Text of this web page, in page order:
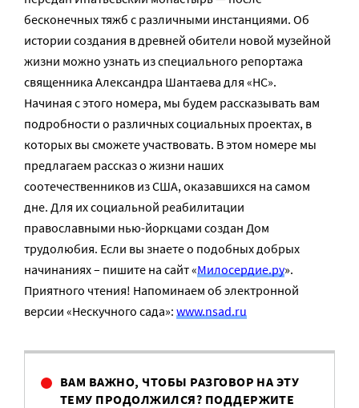
бесконечных тяжб с различными инстанциями. Об
истории создания в древней обители новой музейной
жизни можно узнать из специального репортажа
священника Александра Шантаева для «НС».
Начиная с этого номера, мы будем рассказывать вам
подробности о различных социальных проектах, в
которых вы сможете участвовать. В этом номере мы
предлагаем рассказ о жизни наших
соотечественников из США, оказавшихся на самом
дне. Для их социальной реабилитации
православными нью-йоркцами создан Дом
трудолюбия. Если вы знаете о подобных добрых
начинаниях – пишите на сайт «Милосердие.ру».
Приятного чтения! Напоминаем об электронной
версии «Нескучного сада»: www.nsad.ru
ВАМ ВАЖНО, ЧТОБЫ РАЗГОВОР НА ЭТУ
ТЕМУ ПРОДОЛЖИЛСЯ? ПОДДЕРЖИТЕ